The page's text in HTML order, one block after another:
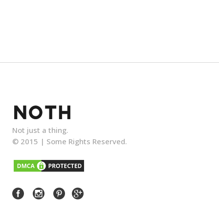
Not just a thing.
© 2015 | Some Rights Reserved.